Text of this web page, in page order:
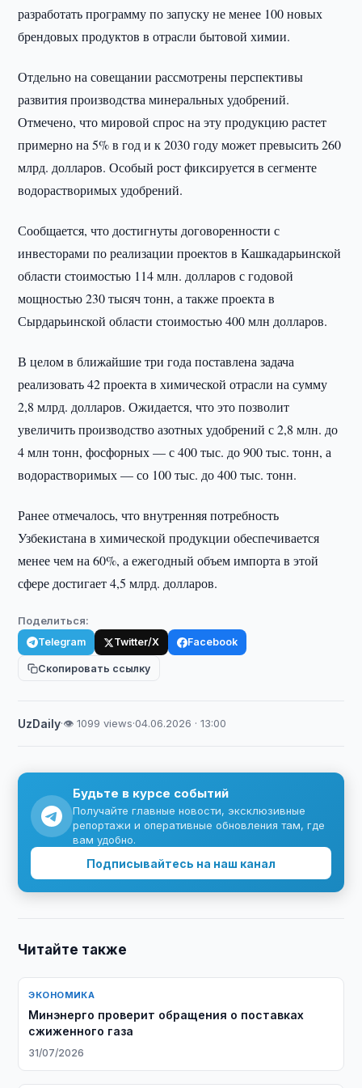
разработать программу по запуску не менее 100 новых
брендовых продуктов в отрасли бытовой химии.
Отдельно на совещании рассмотрены перспективы
развития производства минеральных удобрений.
Отмечено, что мировой спрос на эту продукцию растет
примерно на 5% в год и к 2030 году может превысить 260
млрд. долларов. Особый рост фиксируется в сегменте
водорастворимых удобрений.
Сообщается, что достигнуты договоренности с
инвесторами по реализации проектов в Кашкадарьинской
области стоимостью 114 млн. долларов с годовой
мощностью 230 тысяч тонн, а также проекта в
Сырдарьинской области стоимостью 400 млн долларов.
В целом в ближайшие три года поставлена задача
реализовать 42 проекта в химической отрасли на сумму
2,8 млрд. долларов. Ожидается, что это позволит
увеличить производство азотных удобрений с 2,8 млн. до
4 млн тонн, фосфорных — с 400 тыс. до 900 тыс. тонн, а
водорастворимых — со 100 тыс. до 400 тыс. тонн.
Ранее отмечалось, что внутренняя потребность
Узбекистана в химической продукции обеспечивается
менее чем на 60%, а ежегодный объем импорта в этой
сфере достигает 4,5 млрд. долларов.
Поделиться:
Telegram Twitter/X Facebook
Скопировать ссылку
UzDaily·👁 1099 views·04.06.2026 · 13:00
Будьте в курсе событий
Получайте главные новости, эксклюзивные
репортажи и оперативные обновления там, где
вам удобно.
Подписывайтесь на наш канал
Читайте также
ЭКОНОМИКА
Минэнерго проверит обращения о поставках
сжиженного газа
31/07/2026